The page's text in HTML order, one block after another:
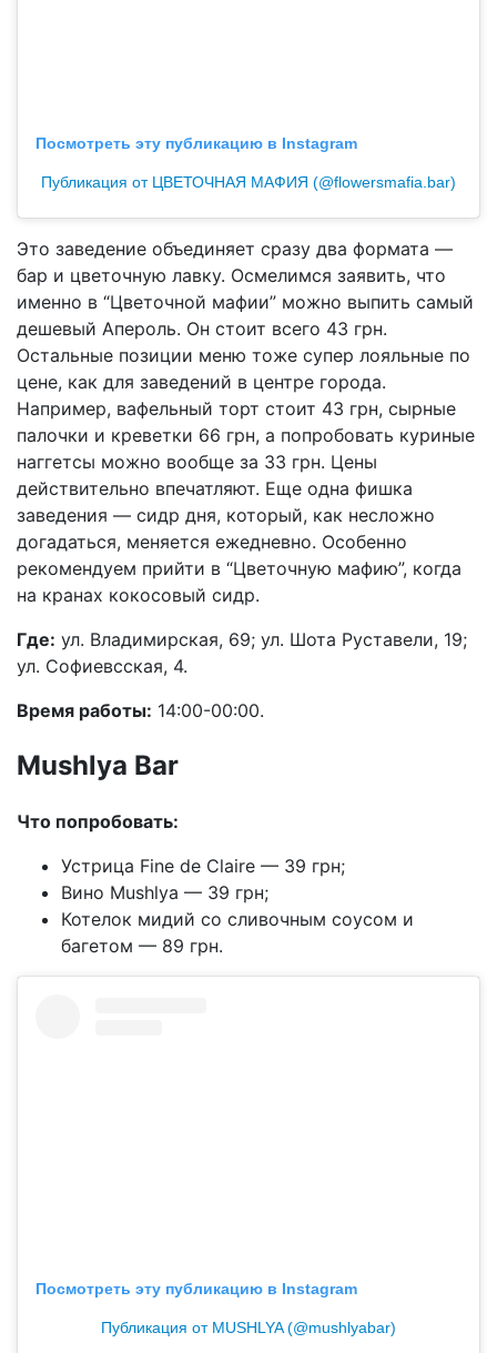
Посмотреть эту публикацию в Instagram
Публикация от ЦВЕТОЧНАЯ МАФИЯ (@flowersmafia.bar)
Это заведение объединяет сразу два формата —
бар и цветочную лавку. Осмелимся заявить, что
именно в “Цветочной мафии” можно выпить самый
дешевый Апероль. Он стоит всего 43 грн.
Остальные позиции меню тоже супер лояльные по
цене, как для заведений в центре города.
Например, вафельный торт стоит 43 грн, сырные
палочки и креветки 66 грн, а попробовать куриные
наггетсы можно вообще за 33 грн. Цены
действительно впечатляют. Еще одна фишка
заведения — сидр дня, который, как несложно
догадаться, меняется ежедневно. Особенно
рекомендуем прийти в “Цветочную мафию”, когда
на кранах кокосовый сидр.
Где: ул. Владимирская, 69; ул. Шота Руставели, 19;
ул. Софиевсская, 4.
Время работы: 14:00-00:00.
Mushlya Bar
Что попробовать:
Устрица Fine de Claire — 39 грн;
Вино Mushlya — 39 грн;
Котелок мидий со сливочным соусом и
багетом — 89 грн.
Посмотреть эту публикацию в Instagram
Публикация от MUSHLYA (@mushlyabar)